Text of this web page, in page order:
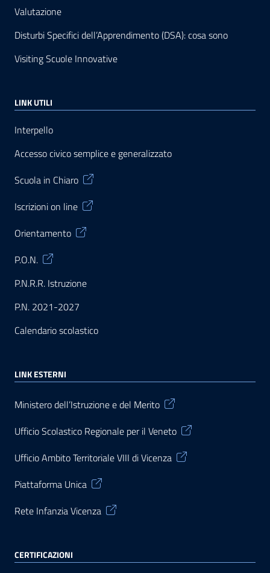
Valutazione
Disturbi Specifici dell’Apprendimento (DSA): cosa sono
Visiting Scuole Innovative
LINK UTILI
Interpello
Accesso civico semplice e generalizzato
Scuola in Chiaro
Iscrizioni on line
Orientamento
P.O.N.
P.N.R.R. Istruzione
P.N. 2021-2027
Calendario scolastico
LINK ESTERNI
Ministero dell’Istruzione e del Merito
Ufficio Scolastico Regionale per il Veneto
Ufficio Ambito Territoriale VIII di Vicenza
Piattaforma Unica
Rete Infanzia Vicenza
CERTIFICAZIONI